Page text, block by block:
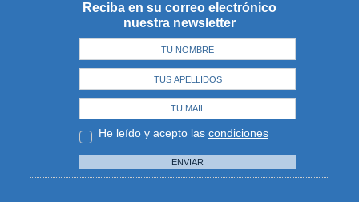
Reciba en su correo electrónico
nuestra newsletter
He leído y acepto las condiciones
ENVIAR